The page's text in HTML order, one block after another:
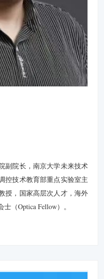
副院长，南京大学未来技术
控技术教育部重点实验室主
授，国家高层次人才，海外
（Optica Fellow）。